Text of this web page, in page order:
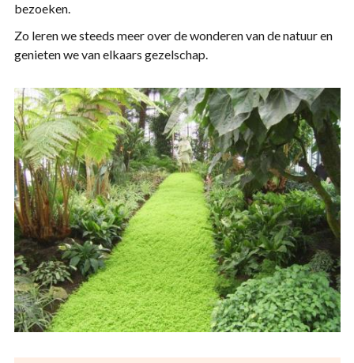
bezoeken.
Zo leren we steeds meer over de wonderen van de natuur en
genieten we van elkaars gezelschap.